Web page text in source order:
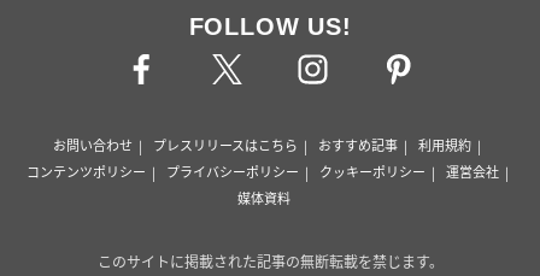
FOLLOW US!
お問い合わせ プレスリリースはこちら おすすめ記事
利用規約
コンテンツポリシー
プライバシーポリシー クッキーポリシー
運営会社
媒体資料
このサイトに掲載された記事の無断転載を禁じます。